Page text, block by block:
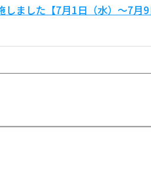
ました【7月1日（水）～7月9